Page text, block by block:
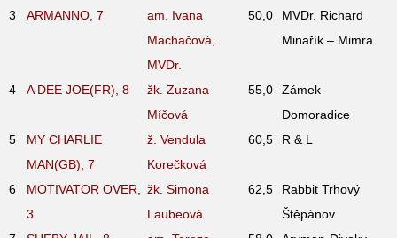
3
ARMANNO, 7
am. Ivana
Machačová,
MVDr.
50,0
MVDr. Richard
Minařík – Mimra
4 A DEE JOE(FR), 8
žk. Zuzana
Míčová
55,0
Zámek
Domoradice
5
MY CHARLIE
MAN(GB), 7
ž. Vendula
Korečková
60,5 R & L
6
MOTIVATOR OVER,
3
žk. Simona
Laubeová
62,5
Rabbit Trhový
Štěpánov